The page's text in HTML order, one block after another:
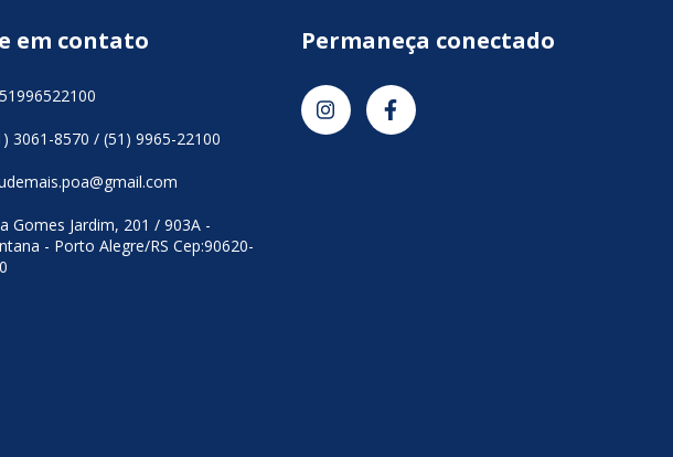
em contato
3061-8570 / (51) 9965-22100
Gomes Jardim, 201 / 903A -
- Porto Alegre/RS Cep:90620-
Permaneça conectado